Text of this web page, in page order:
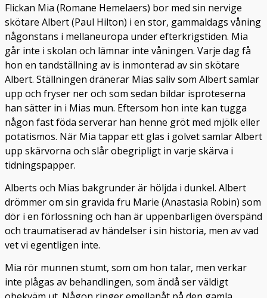
Flickan Mia (Romane Hemelaers) bor med sin nervige
skötare Albert (Paul Hilton) i en stor, gammaldags våning
någonstans i mellaneuropa under efterkrigstiden. Mia
går inte i skolan och lämnar inte våningen. Varje dag få
hon en tandställning av is inmonterad av sin skötare
Albert. Ställningen dränerar Mias saliv som Albert samlar
upp och fryser ner och som sedan bildar isproteserna
han sätter in i Mias mun. Eftersom hon inte kan tugga
någon fast föda serverar han henne gröt med mjölk eller
potatismos. När Mia tappar ett glas i golvet samlar Albert
upp skärvorna och slår obegripligt in varje skärva i
tidningspapper.
Alberts och Mias bakgrunder är höljda i dunkel. Albert
drömmer om sin gravida fru Marie (Anastasia Robin) som
dör i en förlossning och han är uppenbarligen överspänd
och traumatiserad av händelser i sin historia, men av vad
vet vi egentligen inte.
Mia rör munnen stumt, som om hon talar, men verkar
inte plågas av behandlingen, som ändå ser väldigt